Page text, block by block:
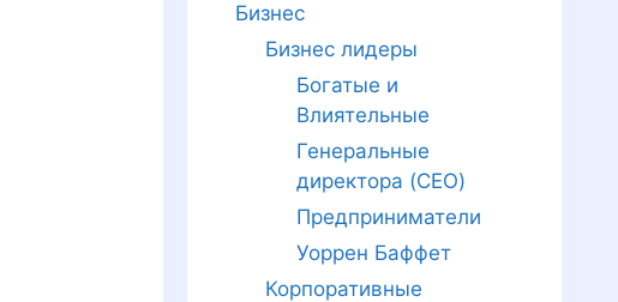
Бизнес
Бизнес лидеры
Богатые и
Влиятельные
Генеральные
директора (CEO)
Предприниматели
Уоррен Баффет
Корпоративные